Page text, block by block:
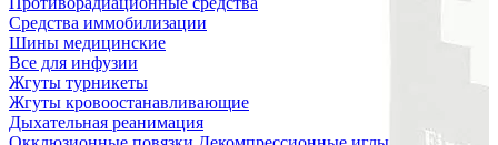
Средства иммобилизации
Шины медицинские
Все для инфузии
Жгуты турникеты
Жгуты кровоостанавливающие
Дыхательная реанимация